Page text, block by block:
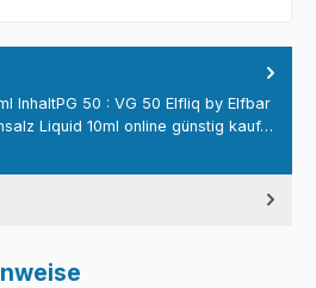
InhaltPG 50 : VG 50 Elfliq by Elfbar
Liquid 10ml online günstig kauf…